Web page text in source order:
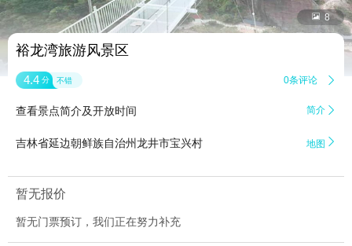
 8
裕龙湾旅游风景区
4.4 分 不错 0条评论 
查看景点简介及开放时间 简介 
吉林省延边朝鲜族自治州龙井市宝兴村 地图 
暂无报价
暂无门票预订，我们正在努力补充